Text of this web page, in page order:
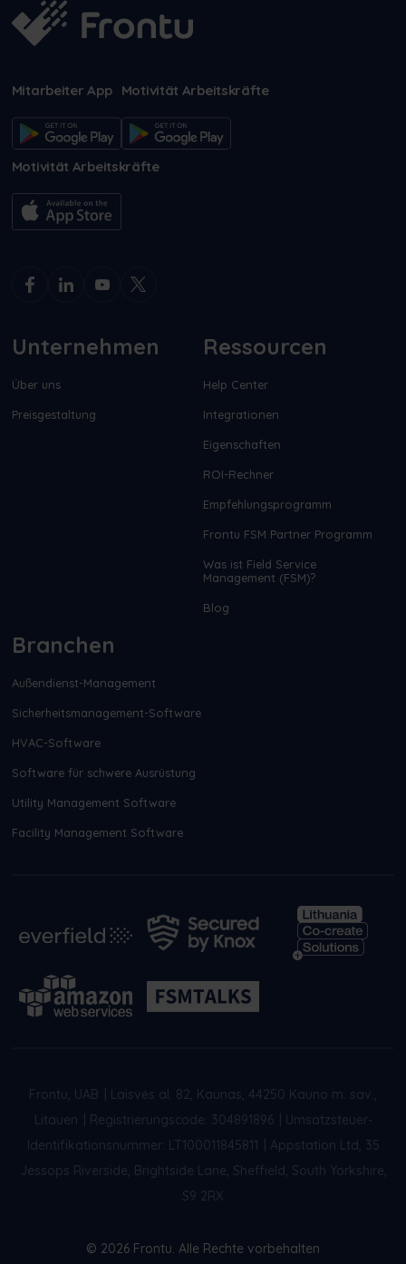
Mitarbeiter App Motivität Arbeitskräfte
Motivität Arbeitskräfte
Unternehmen
Über uns
Preisgestaltung
Ressourcen
Help Center
Integrationen
Eigenschaften
ROI-Rechner
Empfehlungsprogramm
Frontu FSM Partner Programm
Was ist Field Service
Management (FSM)?
Blog
Branchen
Außendienst-Management
Sicherheitsmanagement-Software
HVAC-Software
Software für schwere Ausrüstung
Utility Management Software
Facility Management Software
Frontu, UAB
Laisvės al. 82, Kaunas, 44250 Kauno m. sav.,
Litauen
Registrierungscode: 304891896
Umsatzsteuer-
Identifikationsnummer: LT100011845811
Appstation Ltd, 35
Jessops Riverside, Brightside Lane, Sheffield, South Yorkshire,
S9 2RX
© 2026 Frontu. Alle Rechte vorbehalten